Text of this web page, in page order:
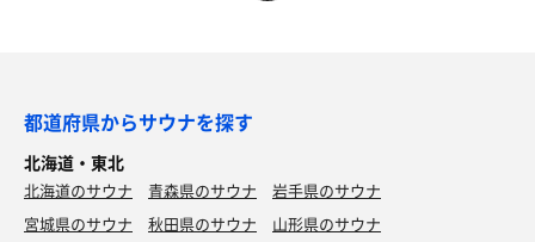
都道府県からサウナを探す
北海道・東北
北海道のサウナ 青森県のサウナ
岩手県のサウナ
宮城県のサウナ
秋田県のサウナ
山形県のサウナ